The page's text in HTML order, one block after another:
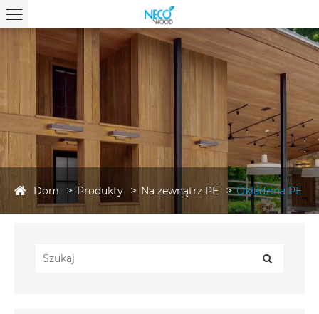
Dom Produkty Na zewnątrz PE Okładzina PE